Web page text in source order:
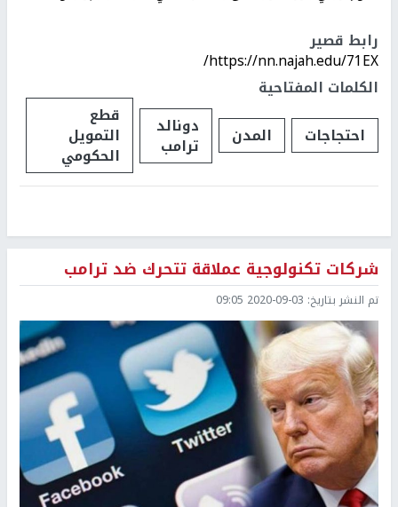
رابط قصير
https://nn.najah.edu/71EX/
الكلمات المفتاحية
احتجاجات
المدن دونالد
ترامب
قطع
التمويل
الحكومي
شركات تكنولوجية عملاقة تتحرك ضد ترامب
تم النشر بتاريخ: 2020-09-03 09:05